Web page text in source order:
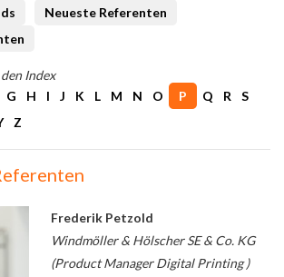
Neueste Referenten
Index
G H I J K L M N O P Q R
S
Z
Frederik Petzold
Windmöller & Hölscher SE & Co. KG
(Product Manager Digital Printing )